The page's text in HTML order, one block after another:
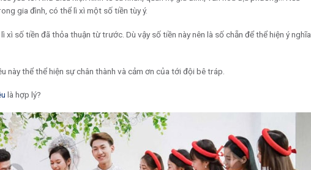
gia đình, có thể lì xì một số tiền tùy ý.
số tiền đã thỏa thuận từ trước. Dù vậy số tiền này nên là số chẵn để thể hiện ý nghĩa
này thể thể hiện sự chân thành và cảm ơn của tới đội bê tráp.
là hợp lý?